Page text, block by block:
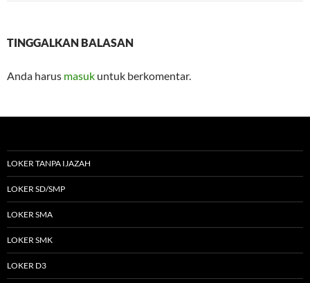
TINGGALKAN BALASAN
Anda harus masuk untuk berkomentar.
LOKER TANPA IJAZAH
LOKER SD/SMP
LOKER SMA
LOKER SMK
LOKER D3